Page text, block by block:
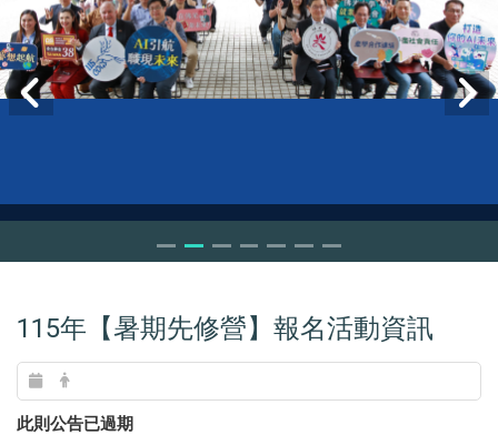
115年【暑期先修營】報名活動資訊
此則公告已過期